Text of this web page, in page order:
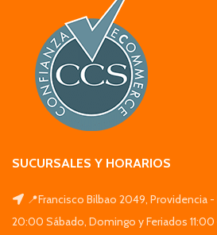
SUCURSALES Y HORARIOS
📍Francisco Bilbao 2049, Providencia
20:00 Sábado, Domingo y Feriados 11:00